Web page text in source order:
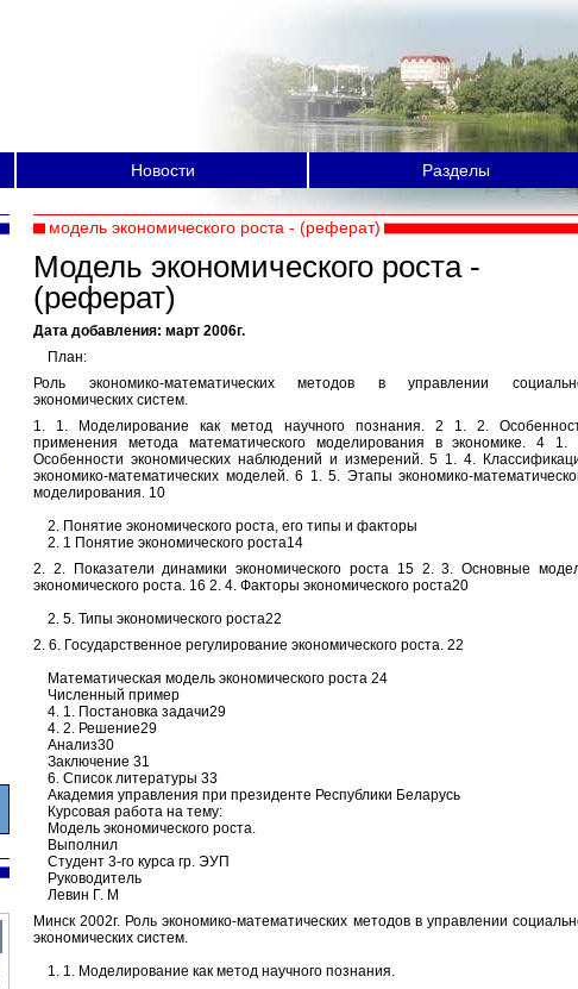
Новости Разделы
модель экономического роста - (реферат)
Модель экономического роста -
(реферат)
Дата добавления: март 2006г.
План:
Роль экономико-математических методов в управлении
экономических систем.
1. 1. Моделирование как метод научного познания. 2 1. 2.
применения метода математического моделирования в экономике. 4 1.
Особенности экономических наблюдений и измерений. 5 1. 4.
экономико-математических моделей. 6 1. 5. Этапы экономико-
моделирования. 10
2. Понятие экономического роста, его типы и факторы
2. 1 Понятие экономического роста14
2. 2. Показатели динамики экономического роста 15 2. 3. Основные
экономического роста. 16 2. 4. Факторы экономического роста20
2. 5. Типы экономического роста22
2. 6. Государственное регулирование экономического роста. 22
Математическая модель экономического роста 24
Численный пример
4. 1. Постановка задачи29
4. 2. Решение29
Анализ30
Заключение 31
6. Список литературы 33
Академия управления при президенте Республики Беларусь
Курсовая работа на тему:
Модель экономического роста.
Выполнил
Студент 3-го курса гр. ЭУП
Руководитель
Левин Г. М
Минск 2002г. Роль экономико-математических методов в управлении
экономических систем.
1. 1. Моделирование как метод научного познания.